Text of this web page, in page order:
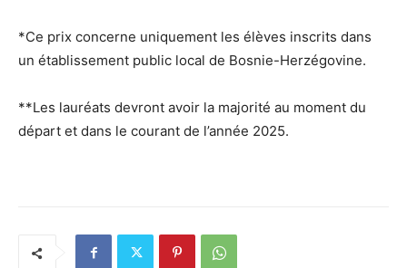
*Ce prix concerne uniquement les élèves inscrits dans
un établissement public local de Bosnie-Herzégovine.
**Les lauréats devront avoir la majorité au moment du
départ et dans le courant de l’année 2025.